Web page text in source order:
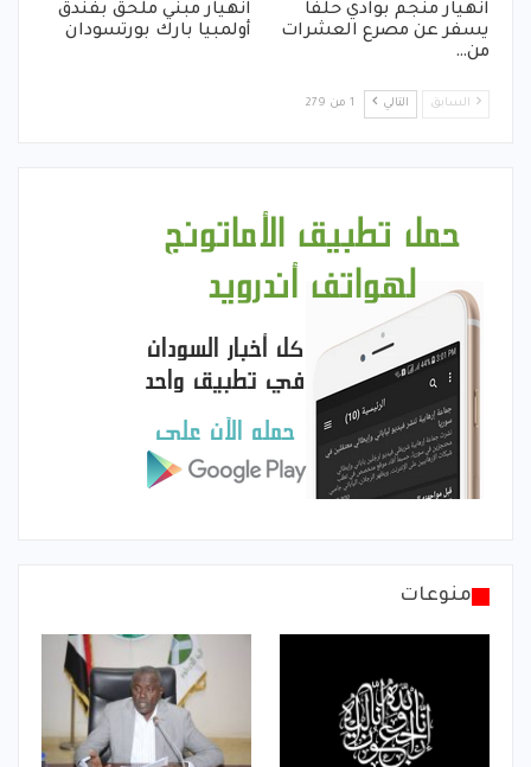
انهيار منجم بوادي حلفا
يسفر عن مصرع العشرات
من…
انهيار مبني ملحق بفندق
أولمبيا بارك بورتسودان
السابق التالي 1 من 279
منوعات